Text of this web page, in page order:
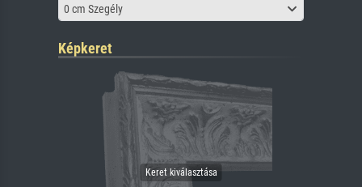
0 cm Szegély
Képkeret